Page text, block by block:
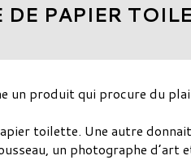
PAPIER
un produit qui procure du
toilette. Une autre
un photographe d’art